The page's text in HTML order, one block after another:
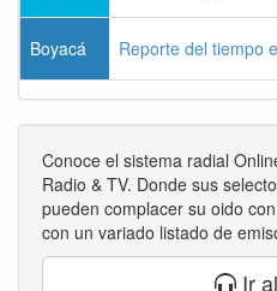
Boyacá Reporte del tiempo
Conoce el sistema radial
Radio & TV. Donde sus
pueden complacer su oido
con un variado listado de
Ir